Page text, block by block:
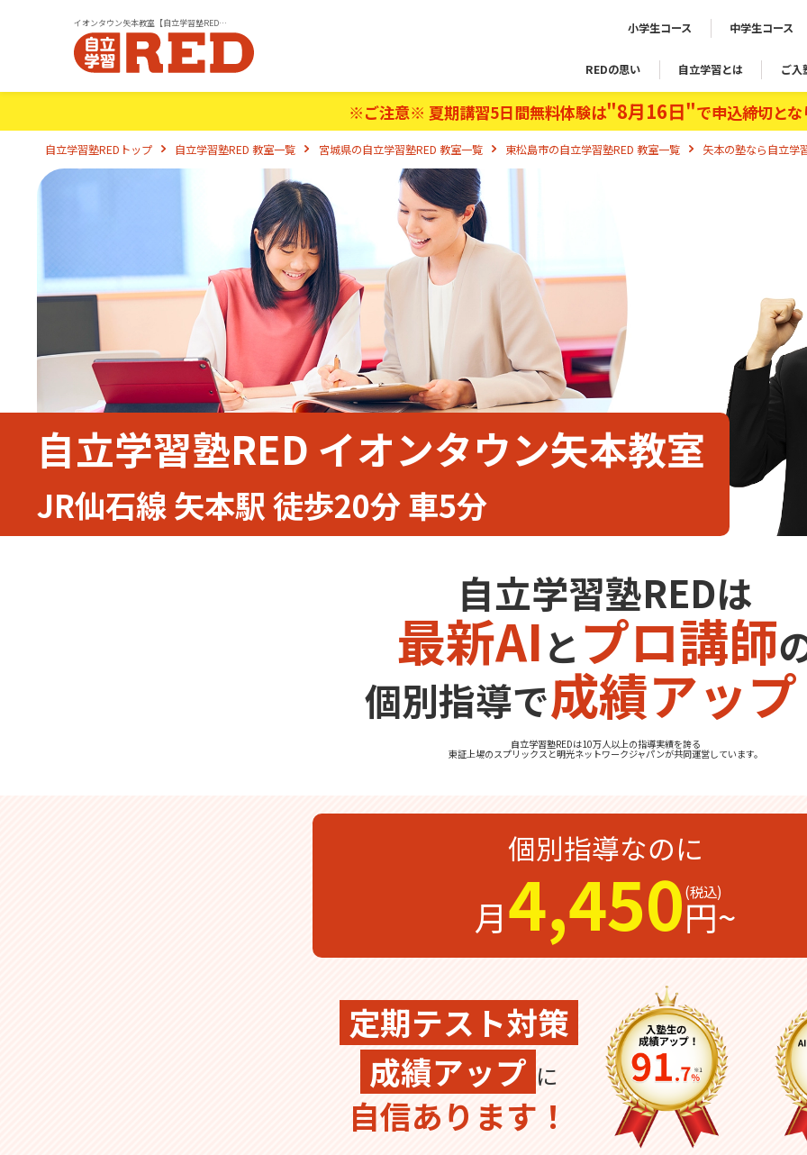
イオンタウン矢本教室【自立学習塾RED(レッド)】｜小学生・中学生・高校生の学習塾 小学生コース 中学生コース
REDの思い 自立学習とは ご入
※ご注意※ 夏期講習5日間無料体験は"8月16日"で申込締切と
自立学習塾REDトップ 自立学習塾RED 教室一覧 宮城県の自立学習塾RED 教室一覧 東松島市の自立学習塾RED 教室一覧 矢本の塾なら自立学
自立学習塾RED イオンタウン矢本教室
JR仙石線 矢本駅 徒歩20分 車5分
自立学習塾REDは
最新AIとプロ講師
個別指導で成績アッ
自立学習塾REDは10万人以上の指導実績を誇る
東証上場の スプリックス と明光ネットワークジャパンが共同運営しています。
個別指導なのに
月4,450円~
定期テスト対策
成績アップ に
自信あります！